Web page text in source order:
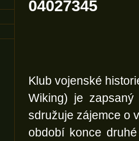
04027345
Klub vojenské
Wiking) je
sdružuje zájemce o
období konce